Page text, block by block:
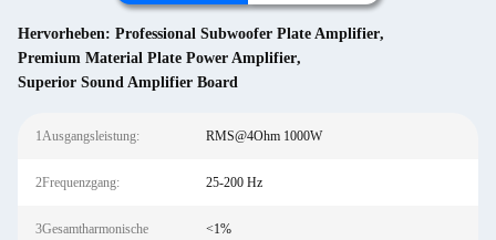
Hervorheben: Professional Subwoofer Plate Amplifier,
Premium Material Plate Power Amplifier,
Superior Sound Amplifier Board
1Ausgangsleistung: RMS@4Ohm 1000W
2Frequenzgang: 25-200 Hz
3Gesamtharmonische
<1%